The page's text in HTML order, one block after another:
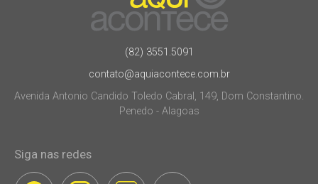
(82) 3551.5091
contato@aquiacontece.com.br
Avenida Antonio Candido Toledo Cabral, 149, Dom Constantino.
Penedo - Alagoas
Siga nas redes